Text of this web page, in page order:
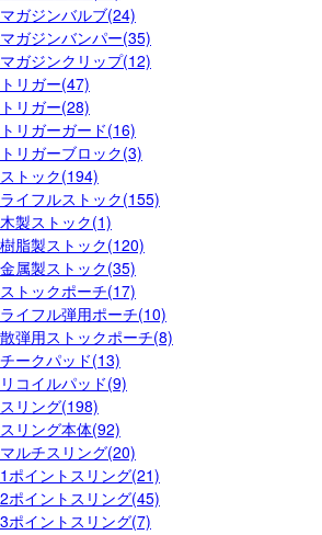
マガジンバルブ(24)
マガジンバンパー(35)
マガジンクリップ(12)
トリガー(47)
トリガー(28)
トリガーガード(16)
トリガーブロック(3)
ストック(194)
ライフルストック(155)
木製ストック(1)
樹脂製ストック(120)
金属製ストック(35)
ストックポーチ(17)
ライフル弾用ポーチ(10)
散弾用ストックポーチ(8)
チークパッド(13)
リコイルパッド(9)
スリング(198)
スリング本体(92)
マルチスリング(20)
1ポイントスリング(21)
2ポイントスリング(45)
3ポイントスリング(7)